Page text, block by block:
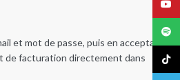
et mot de passe, puis en acceptant
de facturation directement dans